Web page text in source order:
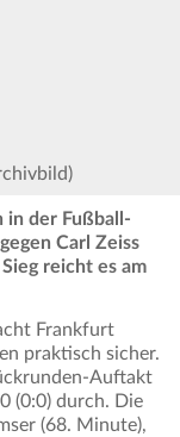
der Fußball-
Carl Zeiss
reicht es am
Frankfurt
praktisch sicher.
Auftakt
(0:0) durch. Die
(68. Minute),